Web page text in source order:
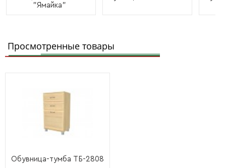
"Ямайка"
Просмотренные товары
Обувница-тумба ТБ-2808